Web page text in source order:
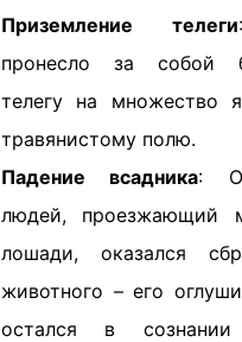
Приземление телеги
пронесло за собой
телегу на множество
травянистому полю.
Падение всадника:
людей, проезжающий
лошади, оказался
животного – его
остался в сознании